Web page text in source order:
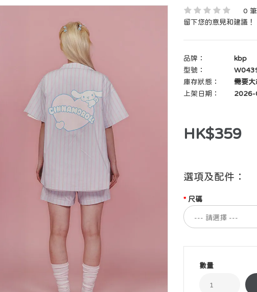
0
留下您的意見和建議！
品牌：
kbp
型號：
庫存狀態：
需要
上架日期：
HK$359
選項及配件：
尺碼
數量